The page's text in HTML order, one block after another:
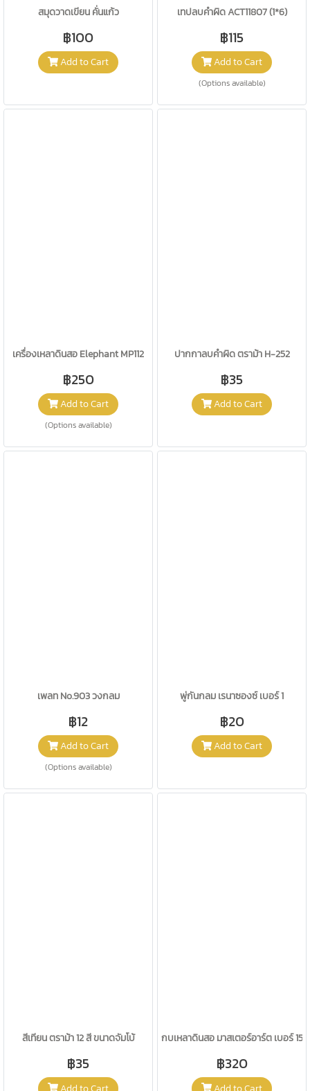
สมุดวาดเขียน คั่นแก้ว
฿100
Add to Cart
เทปลบคำผิด ACT11807 (1*6)
฿115
Add to Cart
(Options available)
เครื่องเหลาดินสอ Elephant MP112
฿250
Add to Cart
(Options available)
ปากกาลบคำผิด ตราม้า H-252
฿35
Add to Cart
เพลท No.903 วงกลม
฿12
Add to Cart
(Options available)
พู่กันกลม เรนาซองซ์ เบอร์ 1
฿20
Add to Cart
สีเทียน ตราม้า 12 สี ขนาดจัมโบ้
฿35
กบเหลาดินสอ มาสเตอร์อาร์ต เบอร์ 15
฿320